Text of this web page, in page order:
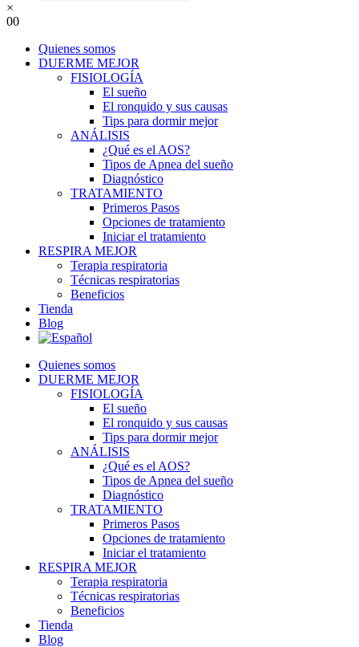
×
00
Quienes somos
DUERME MEJOR
FISIOLOGÍA
El sueño
El ronquido y sus causas
Tips para dormir mejor
ANÁLISIS
¿Qué es el AOS?
Tipos de Apnea del sueño
Diagnóstico
TRATAMIENTO
Primeros Pasos
Opciones de tratamiento
Iniciar el tratamiento
RESPIRA MEJOR
Terapia respiratoria
Técnicas respiratorias
Beneficios
Tienda
Blog
Quienes somos
DUERME MEJOR
FISIOLOGÍA
El sueño
El ronquido y sus causas
Tips para dormir mejor
ANÁLISIS
¿Qué es el AOS?
Tipos de Apnea del sueño
Diagnóstico
TRATAMIENTO
Primeros Pasos
Opciones de tratamiento
Iniciar el tratamiento
RESPIRA MEJOR
Terapia respiratoria
Técnicas respiratorias
Beneficios
Tienda
Blog